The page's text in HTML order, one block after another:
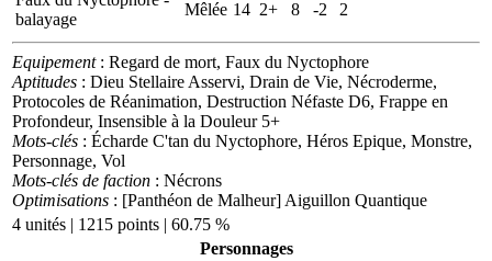
balayage
Mêlée 14 2+ 8 -2 2
Equipement: Regard de mort, Faux du Nyctophore
Aptitudes : Dieu Stellaire Asservi, Drain de Vie, Nécroderme,
Protocoles de Réanimation, Destruction Néfaste D6, Frappe en
Profondeur, Insensible à la Douleur 5+
Mots-clés : Écharde C'tan du Nyctophore, Héros Epique, Monstre,
Personnage, Vol
Mots-clés de faction : Nécrons
Optimisations : [Panthéon de Malheur] Aiguillon Quantique
4 unités | 1215 points | 60.75 %
Personnages